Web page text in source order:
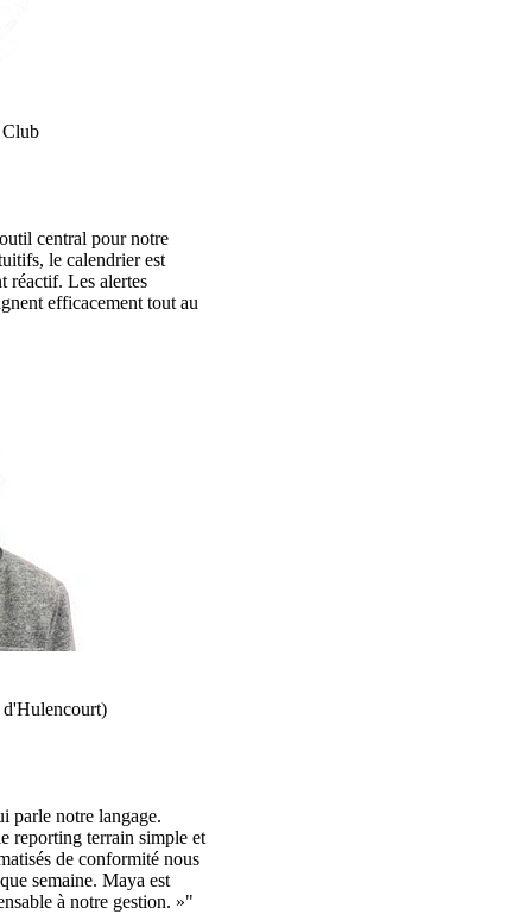
central pour notre
le calendrier est
réactif. Les alertes
efficacement tout au
parle notre langage.
reporting terrain simple et
de conformité nous
semaine. Maya est
à notre gestion. »"